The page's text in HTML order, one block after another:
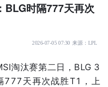
BLG时隔777天再次
2026-07-05 07:30 来源： LPL
淘汰赛第二日，BLG 3
777天再次战胜T1，上